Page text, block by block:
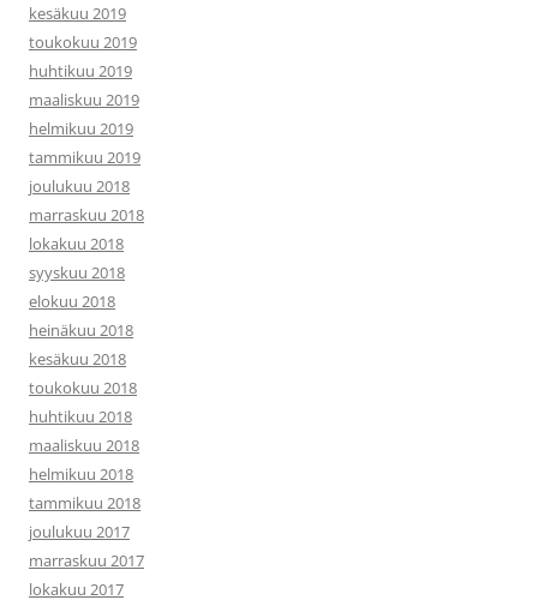
kesäkuu 2019
toukokuu 2019
huhtikuu 2019
maaliskuu 2019
helmikuu 2019
tammikuu 2019
joulukuu 2018
marraskuu 2018
lokakuu 2018
syyskuu 2018
elokuu 2018
heinäkuu 2018
kesäkuu 2018
toukokuu 2018
huhtikuu 2018
maaliskuu 2018
helmikuu 2018
tammikuu 2018
joulukuu 2017
marraskuu 2017
lokakuu 2017